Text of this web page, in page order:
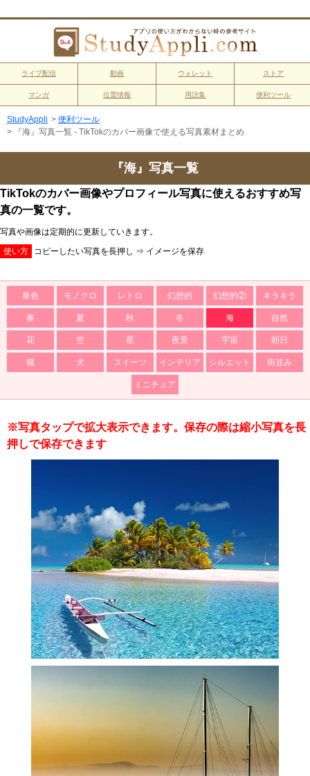
ライブ配信 動画 ウォレット ストア
マンガ 位置情報 用語集 便利ツール
StudyAppli > 便利ツール
>
『海』写真一覧 - TikTokのカバー画像で使える写真素材まとめ
『海』写真一覧
TikTokのカバー画像やプロフィール写真に使えるおすすめ写
真の一覧です。
写真や画像は定期的に更新していきます。
使い方
コピーしたい写真を長押し ⇒ イメージを保存
単色 モノクロ レトロ 幻想的 幻想的② キラキラ
春 夏 秋 冬 海 自然
花 空 星 夜景 宇宙 朝日
猫 犬 スイーツ インテリア シルエット 街並み
ミニチュア
※写真タップで拡大表示できます。保存の際は縮小写真を長
押しで保存できます